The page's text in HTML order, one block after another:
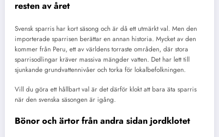
resten av året
Svensk sparris har kort säsong och är då ett utmärkt val. Men den
importerade sparrisen berättar en annan historia. Mycket av den
kommer från Peru, ett av världens torraste områden, där stora
sparrisodlingar kräver massiva mängder vatten. Det har lett till
sjunkande grundvattennivåer och torka för lokalbefolkningen.
Vill du göra ett hållbart val är det därför klokt att bara äta sparris
när den svenska säsongen är igång.
Bönor och ärtor från andra sidan jordklotet